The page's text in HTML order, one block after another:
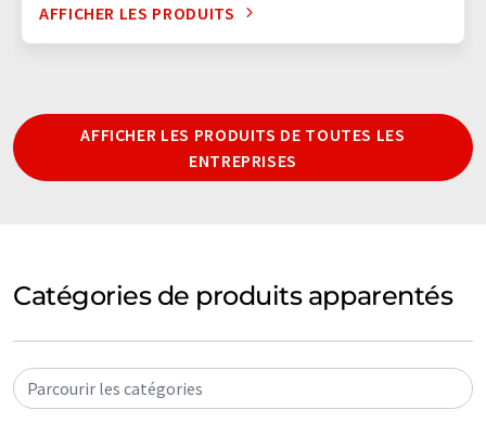
AFFICHER LES PRODUITS
AFFICHER LES PRODUITS DE TOUTES LES
ENTREPRISES
Catégories de produits apparentés
Parcourir les catégories